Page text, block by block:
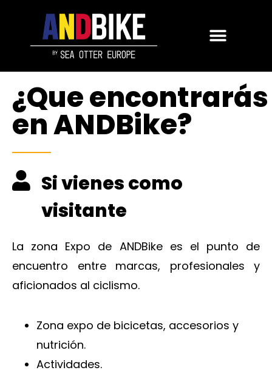
¿Que encontrarás
en ANDBike?
Si vienes como
visitante
La zona Expo de ANDBike es el punto de
encuentro entre marcas, profesionales y
aficionados al ciclismo.
Zona expo de bicicetas, accesorios y
nutrición.
Actividades.